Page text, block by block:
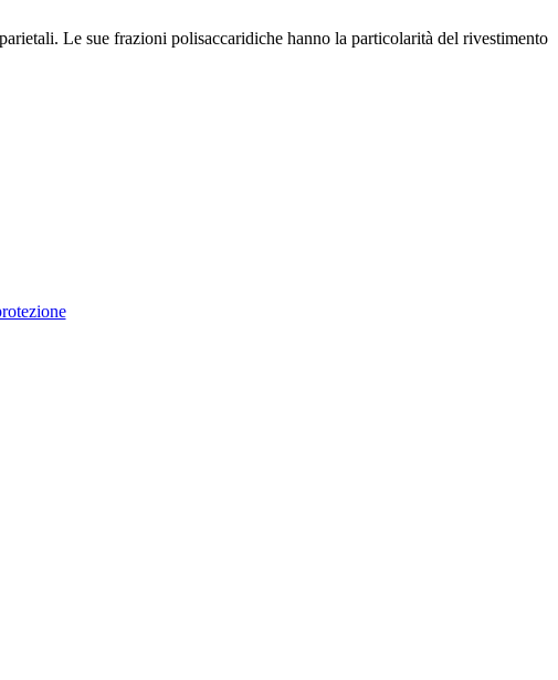
Le sue frazioni polisaccaridiche hanno la particolarità del rivestimento